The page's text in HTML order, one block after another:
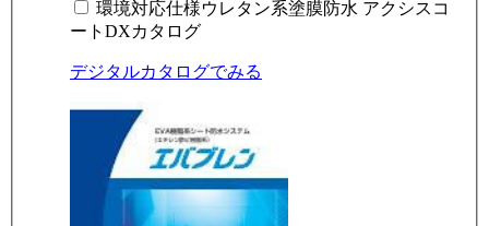
環境対応仕様ウレタン系塗膜防水 アクシスコ
ートDXカタログ
デジタルカタログでみる